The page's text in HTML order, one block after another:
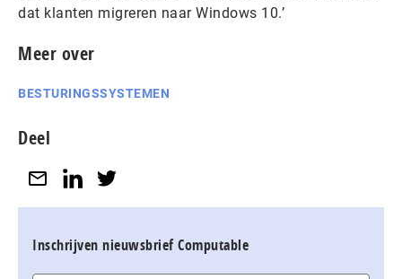
dat klanten migreren naar Windows 10.’
Meer over
BESTURINGSSYSTEMEN
Deel
Inschrijven nieuwsbrief Computable